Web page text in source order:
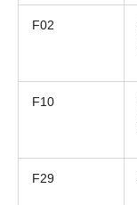
F02
F10
F29